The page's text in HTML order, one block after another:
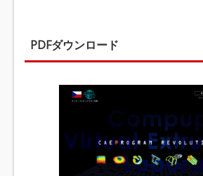
PDFダウンロード